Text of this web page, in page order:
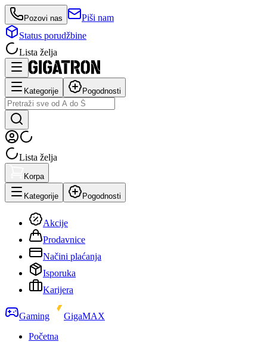
Pozovi nas
Piši nam
Status porudžbine
Lista želja
Kategorije Pogodnosti
Lista želja
Korpa
Kategorije Pogodnosti
Akcije
Prodavnice
Načini plaćanja
Isporuka
Karijera
Gaming
GigaMAX
Početna